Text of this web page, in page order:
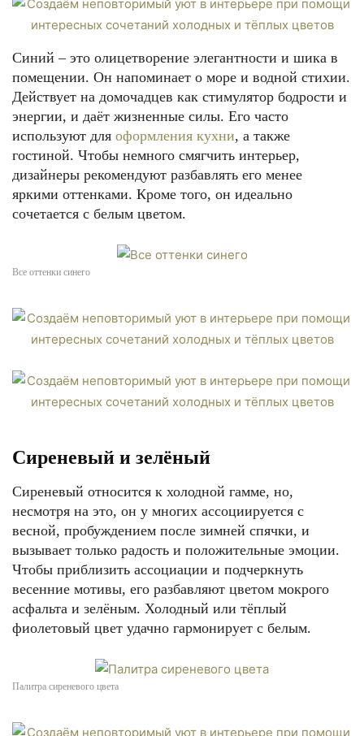
Синий – это олицетворение элегантности и шика в
помещении. Он напоминает о море и водной стихии.
Действует на домочадцев как стимулятор бодрости и
энергии, и даёт жизненные силы. Его часто
используют для оформления кухни, а также
гостиной. Чтобы немного смягчить интерьер,
дизайнеры рекомендуют разбавлять его менее
яркими оттенками. Кроме того, он идеально
сочетается с белым цветом.
Все оттенки синего
Сиреневый и зелёный
Сиреневый относится к холодной гамме, но,
несмотря на это, он у многих ассоциируется с
весной, пробуждением после зимней спячки, и
вызывает только радость и положительные эмоции.
Чтобы приблизить ассоциации и подчеркнуть
весенние мотивы, его разбавляют цветом мокрого
асфальта и зелёным. Холодный или тёплый
фиолетовый цвет удачно гармонирует с белым.
Палитра сиреневого цвета